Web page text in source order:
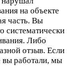
на объекте
часть. Вы
систематически
Либо
отзыв. Если
работали, мы